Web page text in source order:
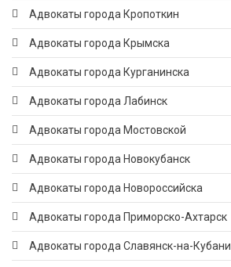
Адвокаты города Кропоткин
Адвокаты города Крымска
Адвокаты города Курганинска
Адвокаты города Лабинск
Адвокаты города Мостовской
Адвокаты города Новокубанск
Адвокаты города Новороссийска
Адвокаты города Приморско-Ахтарск
Адвокаты города Славянск-на-Кубани